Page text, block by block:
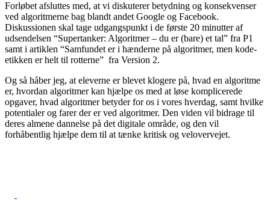
Forløbet afsluttes med, at vi diskuterer betydning og konsekvenser
ved algoritmerne bag blandt andet Google og Facebook.
Diskussionen skal tage udgangspunkt i de første 20 minutter af
udsendelsen “Supertanker: Algoritmer – du er (bare) et tal” fra P1
samt i artiklen “Samfundet er i hænderne på algoritmer, men kode-
etikken er helt til rotterne” fra Version 2.
Og så håber jeg, at eleverne er blevet klogere på, hvad en algoritme
er, hvordan algoritmer kan hjælpe os med at løse komplicerede
opgaver, hvad algoritmer betyder for os i vores hverdag, samt hvilke
potentialer og farer der er ved algoritmer. Den viden vil bidrage til
deres almene dannelse på det digitale område, og den vil
forhåbentlig hjælpe dem til at tænke kritisk og velovervejet.